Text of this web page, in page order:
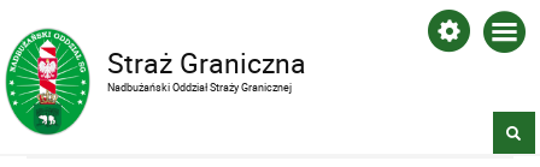
Straż Graniczna
Nadbużański Oddział Straży Granicznej